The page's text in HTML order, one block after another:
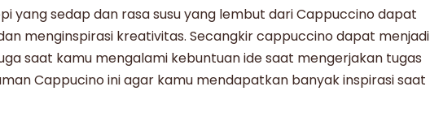
yang sedap dan rasa susu yang lembut dariCappuccinodapat
menginspirasi kreativitas. Secangkircappuccinodapat menjadi
saat kamu mengalami kebuntuan ide saat mengerjakan tugas
Cappucinoini agar kamu mendapatkan banyak inspirasi saat